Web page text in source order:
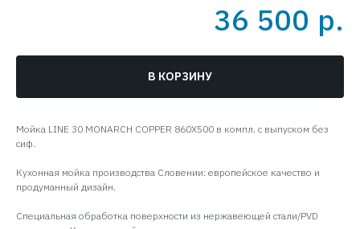
36 500 р.
В КОРЗИНУ
Мойка LINE 30 MONARCH COPPER 860X500 в компл. с выпуском без
сиф.
Кухонная мойка производства Словении: европейское качество и
продуманный дизайн.
Специальная обработка поверхности из нержавеющей стали/PVD